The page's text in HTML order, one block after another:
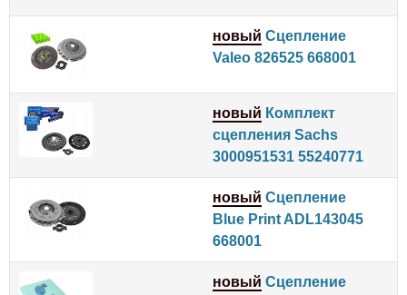
новый Сцепление
Valeo 826525 668001
новый Комплект
сцепления Sachs
3000951531 55240771
новый Сцепление
Blue Print ADL143045
668001
новый Сцепление